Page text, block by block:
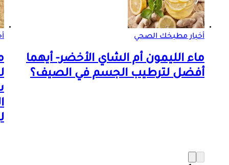
أخبار مطبخك الصحي
ماء الليمون أم الشاي الأخضر- أيهما
أفضل لترطيب الجسم في الصيف؟